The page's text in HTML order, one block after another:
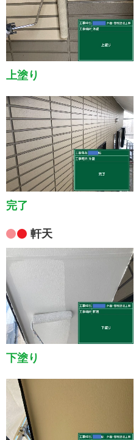
上塗り
完了
軒天
下塗り